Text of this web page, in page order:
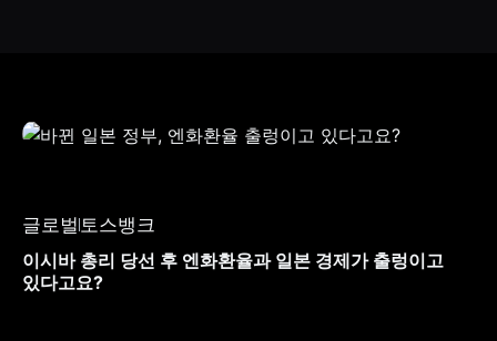
글로벌 토스뱅크
이시바 총리 당선 후 엔화환율과 일본 경제가 출렁이고
있다고요?